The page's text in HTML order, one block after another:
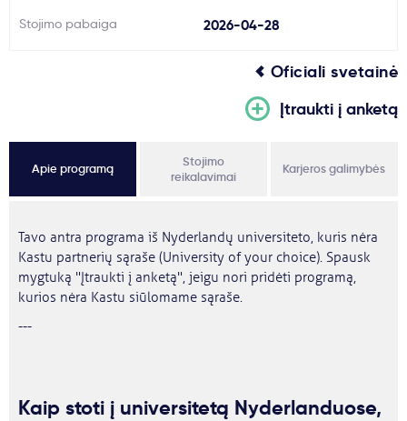
Stojimo pabaiga 2026-04-28
Oficiali svetainė
Įtraukti į anketą
Apie programą
Stojimo
reikalavimai
Karjeros galimybės
Tavo antra programa iš Nyderlandų universiteto, kuris nėra
Kastu partnerių sąraše (University of your choice). Spausk
mygtuką "Įtraukti į anketą", jeigu nori pridėti programą,
kurios nėra Kastu siūlomame sąraše.
---
Kaip stoti į universitetą Nyderlanduose,